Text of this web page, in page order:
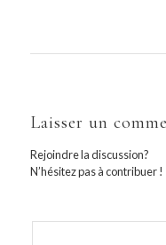
Laisser un
Rejoindre la discussion?
N’hésitez pas à contribuer !